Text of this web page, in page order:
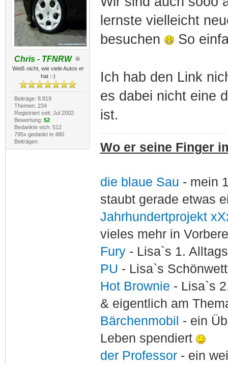
Chris - TFNRW
Weiß nicht, wie viele Autos er
hat :-)
Beiträge: 8.819
Themen: 234
Registriert seit: Jul 2002
Bewertung: 52
Bedankte sich: 512
795x gedankt in 480
Beiträgen
lernste vielleicht
besuchen
So
Ich hab den Link
es dabei nicht eine
ist.
Wo er seine Finger
die blaue Sau - mein
staubt gerade etwas
Jahrhundertprojekt
vieles mehr in
Fury - Lisa`s 1.
PU - Lisa`s
Hot Brownie - Lisa`s
& eigentlich am
Bärchenmobil - ein
Leben spendiert
der Professor - ein